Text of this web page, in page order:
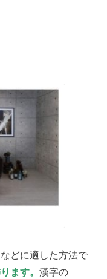
どに適した方法で
ます。漢字の